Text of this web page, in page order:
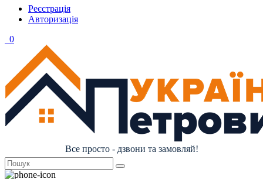
Реєстрація
Авторизація
0
Все просто - дзвони та замовляй!